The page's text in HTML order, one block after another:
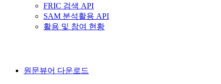
FRIC 검색 API
SAM 분석활용 API
활용 및 참여 현황
원문뷰어 다운로드